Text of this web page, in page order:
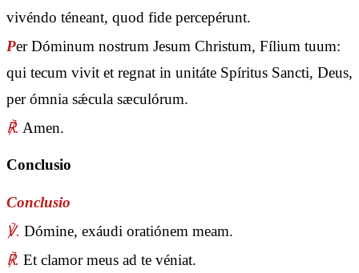
vivéndo téneant, quod fide percepérunt.
Per Dóminum nostrum Jesum Christum, Fílium tuum:
qui tecum vivit et regnat in unitáte Spíritus Sancti, Deus,
per ómnia sǽcula sæculórum.
℟. Amen.
Conclusio
Conclusio
℣. Dómine, exáudi oratiónem meam.
℟. Et clamor meus ad te véniat.